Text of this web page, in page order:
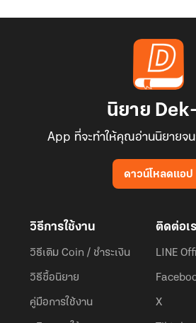
นิยาย
App ที่จะทำให้คุณอ่านนิยายจ
ดาวน์โหลดแอป
วิธีการใช้งาน
วิธีเติม Coin / ชำระเงิน
วิธีซื้อนิยาย
คู่มือการใช้งาน
ติดต่อเ
LINE
X